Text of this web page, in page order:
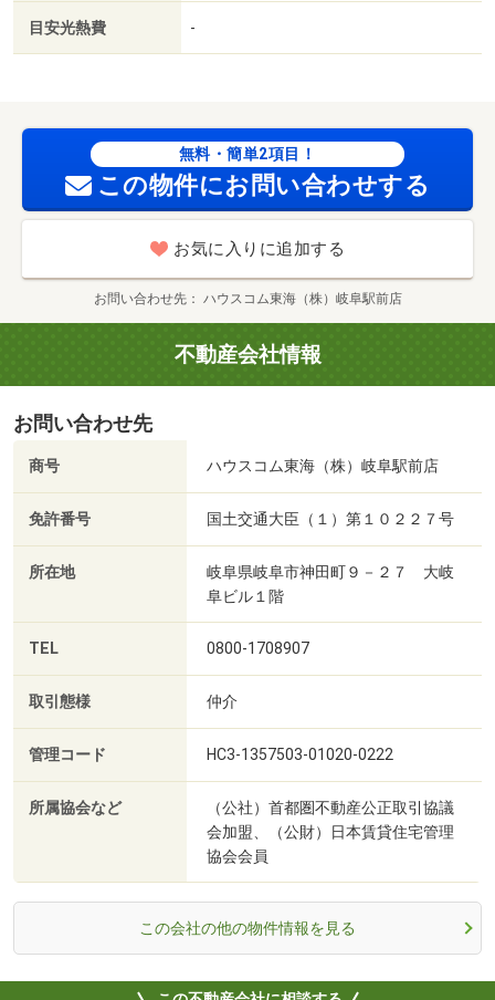
ー大垣東店（スーパー）まで１１００ｍ／ゲンキー 万石
店（ドラッグストア）まで６５０ｍ
目安光熱費 -
無料・簡単2項目！
この物件にお問い合わせする
お気に入りに追加する
お問い合わせ先 ハウスコム東海（株）岐阜駅前店
不動産会社情報
お問い合わせ先
商号 ハウスコム東海（株）岐阜駅前店
免許番号 国土交通大臣（１）第１０２２７号
所在地
岐阜県岐阜市神田町９－２７ 大岐
阜ビル１階
TEL 0800-1708907
取引態様 仲介
管理コード HC3-1357503-01020-0222
所属協会など
（公社）首都圏不動産公正取引協議
会加盟、（公財）日本賃貸住宅管理
協会会員
この会社の他の物件情報を見る